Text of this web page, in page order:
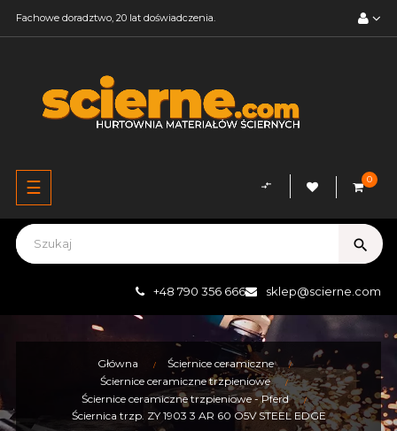
Fachowe doradztwo, 20 lat doświadczenia.
Przełącz
nawigację
☰ compare_arrows
0
search
+48 790 356 666 sklep@scierne.com
Główna
Ściernice ceramiczne
Ściernice ceramiczne trzpieniowe
Ściernice ceramiczne trzpieniowe - Pferd
Ściernica trzp. ZY 1903 3 AR 60 O5V STEEL EDGE